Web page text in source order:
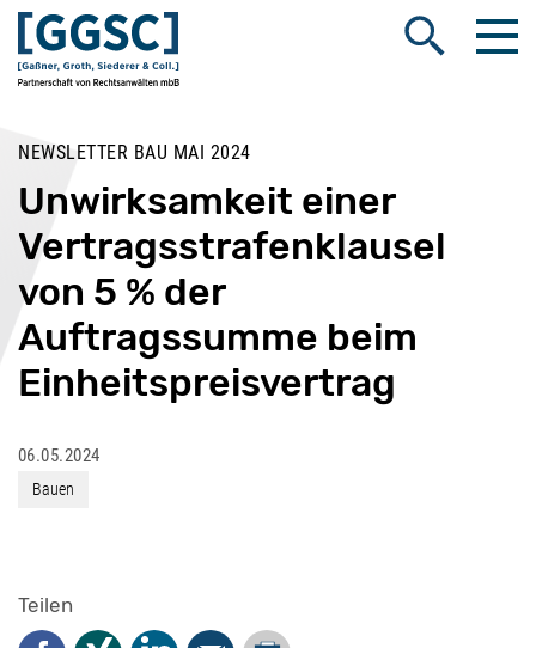
Suche öffnen
NEWSLETTER BAU MAI 2024
Unwirksamkeit einer
Vertragsstrafenklausel
von 5 % der
Auftragssumme beim
Einheitspreisvertrag
06.05.2024
Bauen
Teilen